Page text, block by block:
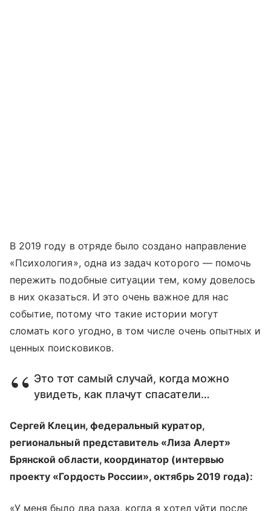
В 2019 году в отряде было создано направление
«Психология», одна из задач которого — помочь
пережить подобные ситуации тем, кому довелось
в них оказаться. И это очень важное для нас
событие, потому что такие истории могут
сломать кого угодно, в том числе очень опытных и
ценных поисковиков.
Это тот самый случай, когда можно
увидеть, как плачут спасатели…
Сергей Клецин, федеральный куратор,
региональный представитель «Лиза Алерт»
Брянской области, координатор (интервью
проекту «Гордость России», октябрь 2019 года):
«У меня было два раза, когда я хотел уйти после